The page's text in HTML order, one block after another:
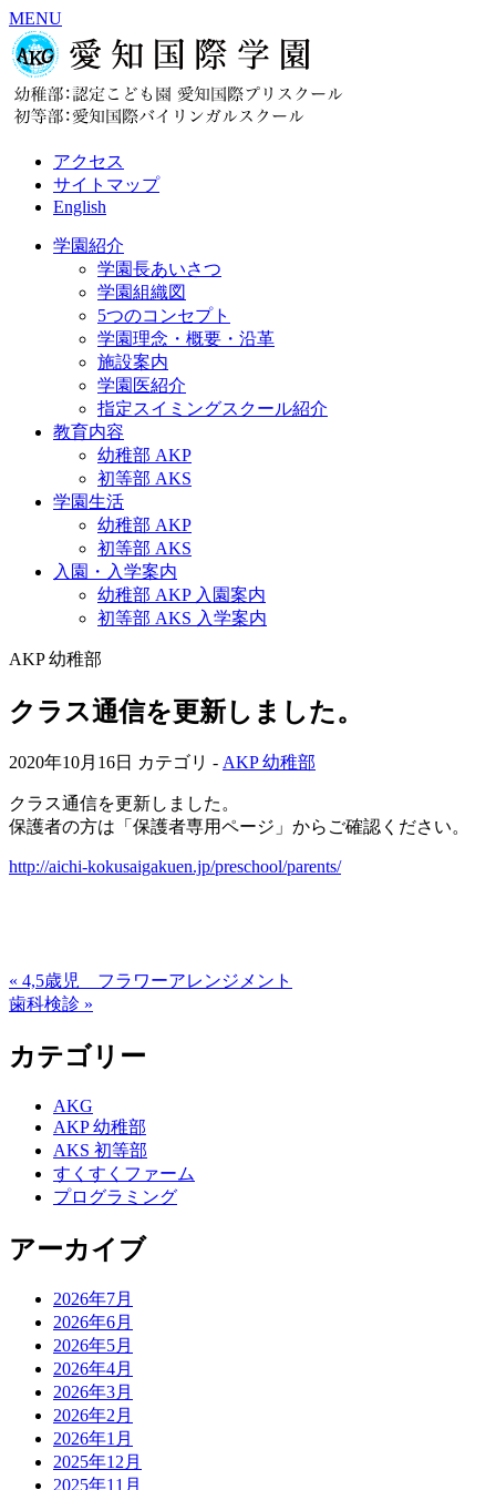
MENU
アクセス
サイトマップ
English
学園紹介
学園長あいさつ
学園組織図
5つのコンセプト
学園理念・概要・沿革
施設案内
学園医紹介
指定スイミングスクール紹介
教育内容
幼稚部 AKP
初等部 AKS
学園生活
幼稚部 AKP
初等部 AKS
入園・入学案内
幼稚部 AKP 入園案内
初等部 AKS 入学案内
AKP 幼稚部
クラス通信を更新しました。
2020年10月16日 カテゴリ - AKP 幼稚部
クラス通信を更新しました。
保護者の方は「保護者専用ページ」からご確認ください。
http://aichi-kokusaigakuen.jp/preschool/parents/
« 4,5歳児 フラワーアレンジメント
歯科検診 »
カテゴリー
AKG
AKP 幼稚部
AKS 初等部
すくすくファーム
プログラミング
アーカイブ
2026年7月
2026年6月
2026年5月
2026年4月
2026年3月
2026年2月
2026年1月
2025年12月
2025年11月